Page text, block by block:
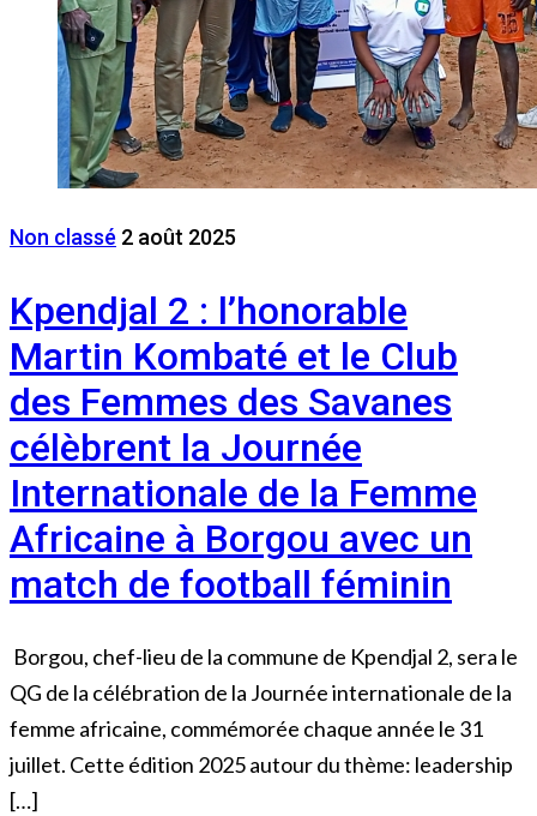
Non classé 2 août 2025
Kpendjal 2 : l’honorable
Martin Kombaté et le Club
des Femmes des Savanes
célèbrent la Journée
Internationale de la Femme
Africaine à Borgou avec un
match de football féminin
Borgou, chef-lieu de la commune de Kpendjal 2, sera le
QG de la célébration de la Journée internationale de la
femme africaine, commémorée chaque année le 31
juillet. Cette édition 2025 autour du thème: leadership
[…]